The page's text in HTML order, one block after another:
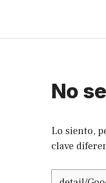
contenido
No
Lo siento,
clave
Buscar: